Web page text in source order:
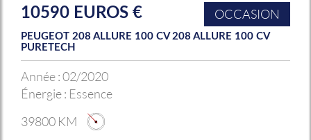
10590 EUROS € OCCASION
PEUGEOT 208 ALLURE 100 CV 208 ALLURE 100 CV
PURETECH
Année :02/2020
Énergie : Essence
39800 KM